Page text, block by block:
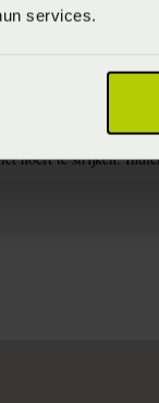
services.
40°C en
kunt
te strijken.